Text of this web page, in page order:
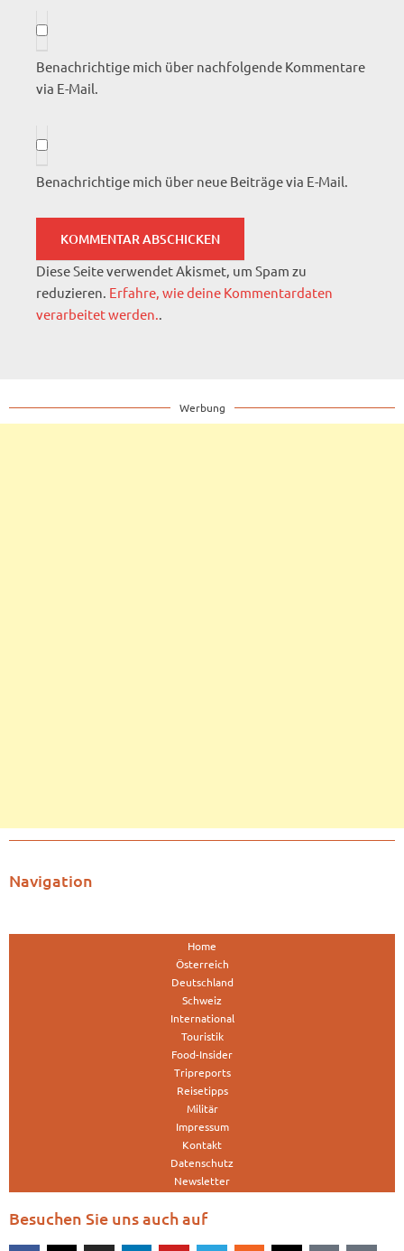
Benachrichtige mich über nachfolgende Kommentare
via E-Mail.
Benachrichtige mich über neue Beiträge via E-Mail.
Diese Seite verwendet Akismet, um Spam zu
reduzieren. Erfahre, wie deine Kommentardaten
verarbeitet werden..
Werbung
Navigation
Home
Österreich
Deutschland
Schweiz
International
Touristik
Food-Insider
Tripreports
Reisetipps
Militär
Impressum
Kontakt
Datenschutz
Newsletter
Besuchen Sie uns auch auf